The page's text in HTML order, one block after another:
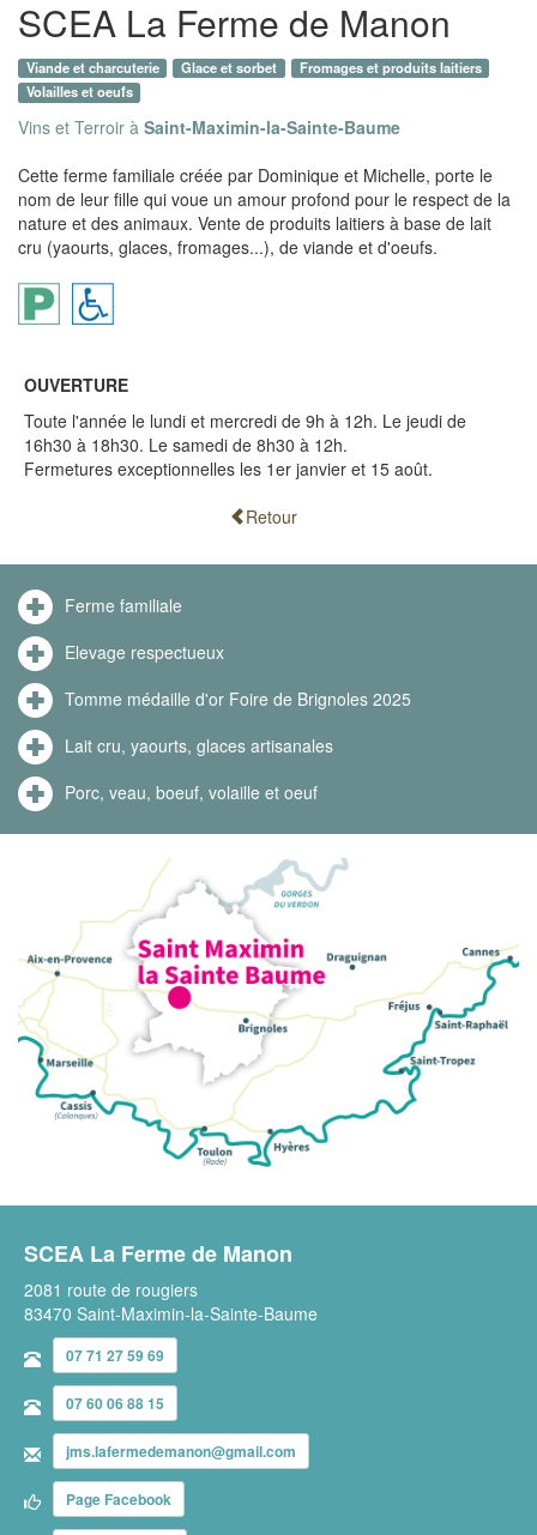
SCEA La Ferme de Manon
Viande et charcuterie Glace et sorbet
Fromages et produits laitiers
Volailles et oeufs
Vins et Terroir à Saint-Maximin-la-Sainte-Baume
Cette ferme familiale créée par Dominique et Michelle, porte le
nom de leur fille qui voue un amour profond pour le respect de la
nature et des animaux. Vente de produits laitiers à base de lait
cru (yaourts, glaces, fromages...), de viande et d'oeufs.
OUVERTURE
Toute l'année le lundi et mercredi de 9h à 12h. Le jeudi de
16h30 à 18h30. Le samedi de 8h30 à 12h.
Fermetures exceptionnelles les 1er janvier et 15 août.
Retour
Ferme familiale
Elevage respectueux
Tomme médaille d'or Foire de Brignoles 2025
Lait cru, yaourts, glaces artisanales
Porc, veau, boeuf, volaille et oeuf
SCEA La Ferme de Manon
2081 route de rougiers
83470 Saint-Maximin-la-Sainte-Baume
07 71 27 59 69
07 60 06 88 15
jms.lafermedemanon@gmail.com
Page Facebook